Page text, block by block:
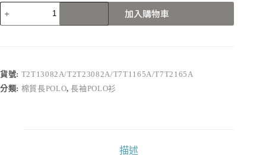
T2T13082A/T2T23082A/T7T1165A/T7T2165A
數
加入購物車
貨號: T2T13082A/T2T23082A/T7T1165A/T7T2165A
分類: 棉質長POLO,長袖POLO衫
描述